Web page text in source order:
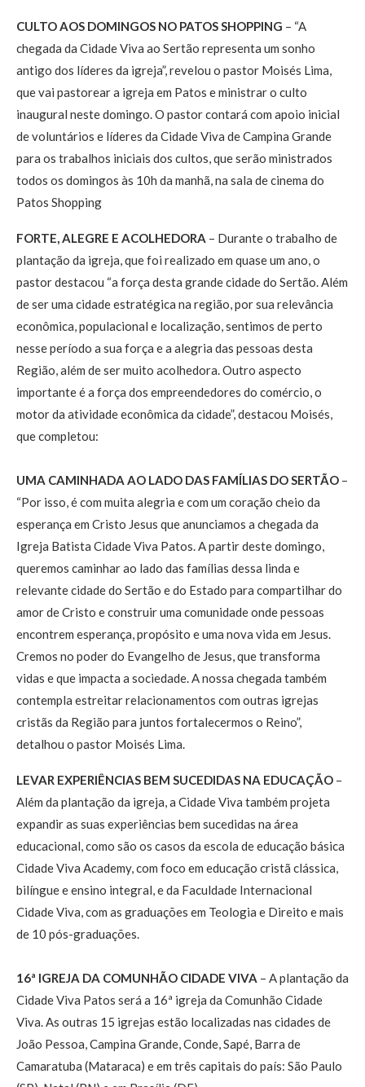
CULTO AOS DOMINGOS NO PATOS SHOPPING – “A
chegada da Cidade Viva ao Sertão representa um sonho
antigo dos líderes da igreja”, revelou o pastor Moisés Lima,
que vai pastorear a igreja em Patos e ministrar o culto
inaugural neste domingo. O pastor contará com apoio inicial
de voluntários e líderes da Cidade Viva de Campina Grande
para os trabalhos iniciais dos cultos, que serão ministrados
todos os domingos às 10h da manhã, na sala de cinema do
Patos Shopping
FORTE, ALEGRE E ACOLHEDORA – Durante o trabalho de
plantação da igreja, que foi realizado em quase um ano, o
pastor destacou “a força desta grande cidade do Sertão. Além
de ser uma cidade estratégica na região, por sua relevância
econômica, populacional e localização, sentimos de perto
nesse período a sua força e a alegria das pessoas desta
Região, além de ser muito acolhedora. Outro aspecto
importante é a força dos empreendedores do comércio, o
motor da atividade econômica da cidade”, destacou Moisés,
que completou:
UMA CAMINHADA AO LADO DAS FAMÍLIAS DO SERTÃO –
“Por isso, é com muita alegria e com um coração cheio da
esperança em Cristo Jesus que anunciamos a chegada da
Igreja Batista Cidade Viva Patos. A partir deste domingo,
queremos caminhar ao lado das famílias dessa linda e
relevante cidade do Sertão e do Estado para compartilhar do
amor de Cristo e construir uma comunidade onde pessoas
encontrem esperança, propósito e uma nova vida em Jesus.
Cremos no poder do Evangelho de Jesus, que transforma
vidas e que impacta a sociedade. A nossa chegada também
contempla estreitar relacionamentos com outras igrejas
cristãs da Região para juntos fortalecermos o Reino”,
detalhou o pastor Moisés Lima.
LEVAR EXPERIÊNCIAS BEM SUCEDIDAS NA EDUCAÇÃO –
Além da plantação da igreja, a Cidade Viva também projeta
expandir as suas experiências bem sucedidas na área
educacional, como são os casos da escola de educação básica
Cidade Viva Academy, com foco em educação cristã clássica,
bilíngue e ensino integral, e da Faculdade Internacional
Cidade Viva, com as graduações em Teologia e Direito e mais
de 10 pós-graduações.
16ª IGREJA DA COMUNHÃO CIDADE VIVA – A plantação da
Cidade Viva Patos será a 16ª igreja da Comunhão Cidade
Viva. As outras 15 igrejas estão localizadas nas cidades de
João Pessoa, Campina Grande, Conde, Sapé, Barra de
Camaratuba (Mataraca) e em três capitais do país: São Paulo